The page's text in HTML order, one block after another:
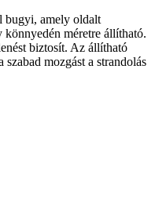
bugyi, amely oldalt
méretre állítható.
biztosít. Az állítható
mozgást a strandolás